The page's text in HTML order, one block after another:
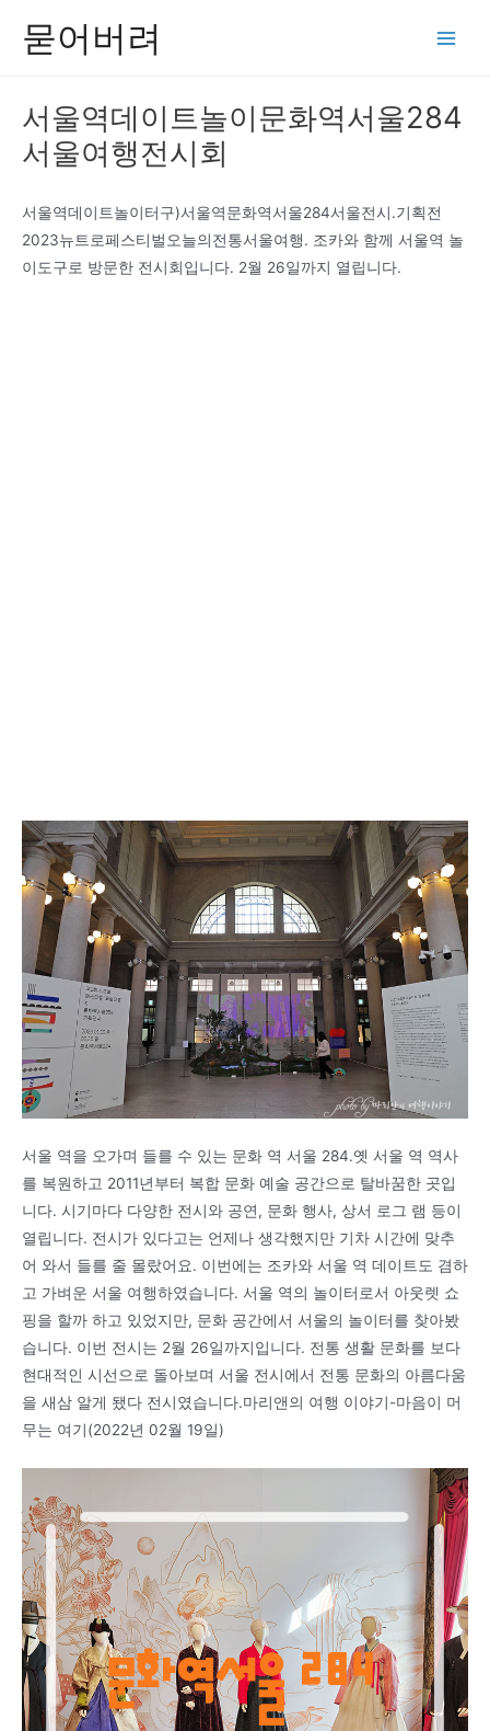
묻어버려
서울역데이트놀이문화역서울284
서울여행전시회
서울역데이트놀이터구)서울역문화역서울284서울전시.기획전
2023뉴트로페스티벌오늘의전통서울여행. 조카와 함께 서울역 놀
이도구로 방문한 전시회입니다. 2월 26일까지 열립니다.
서울 역을 오가며 들를 수 있는 문화 역 서울 284.옛 서울 역 역사
를 복원하고 2011년부터 복합 문화 예술 공간으로 탈바꿈한 곳입
니다. 시기마다 다양한 전시와 공연, 문화 행사, 상서 로그 램 등이
열립니다. 전시가 있다고는 언제나 생각했지만 기차 시간에 맞추
어 와서 들를 줄 몰랐어요. 이번에는 조카와 서울 역 데이트도 겸하
고 가벼운 서울 여행하였습니다. 서울 역의 놀이터로서 아웃렛 쇼
핑을 할까 하고 있었지만, 문화 공간에서 서울의 놀이터를 찾아봤
습니다. 이번 전시는 2월 26일까지입니다. 전통 생활 문화를 보다
현대적인 시선으로 돌아보며 서울 전시에서 전통 문화의 아름다움
을 새삼 알게 됐다 전시였습니다.마리앤의 여행 이야기-마음이 머
무는 여기(2022년 02월 19일)